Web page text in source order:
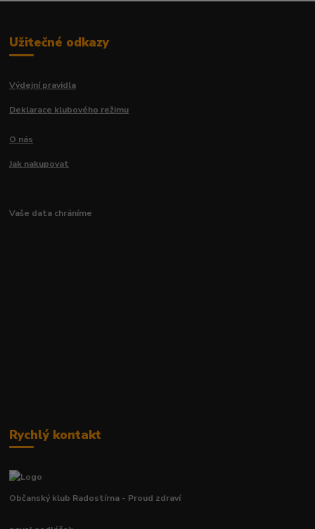
Užitečné odkazy
Výdejní pravidla
Deklarace klubového režimu
O nás
Jak nakupovat
Vaše data chráníme
Rychlý kontakt
Občanský klub Radostírna - Proud zdraví